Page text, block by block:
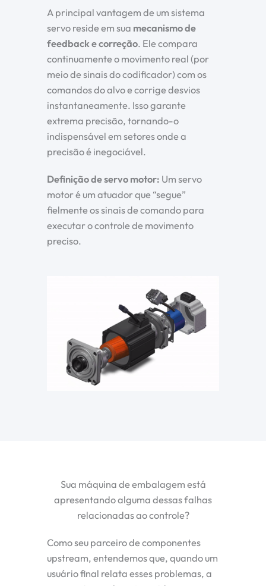
A principal vantagem de um sistema
servo reside em sua mecanismo de
feedback e correção. Ele compara
continuamente o movimento real (por
meio de sinais do codificador) com os
comandos do alvo e corrige desvios
instantaneamente. Isso garante
extrema precisão, tornando-o
indispensável em setores onde a
precisão é inegociável.
Definição de servo motor: Um servo
motor é um atuador que “segue”
fielmente os sinais de comando para
executar o controle de movimento
preciso.
Sua máquina de embalagem está
apresentando alguma dessas falhas
relacionadas ao controle?
Como seu parceiro de componentes
upstream, entendemos que, quando um
usuário final relata esses problemas, a